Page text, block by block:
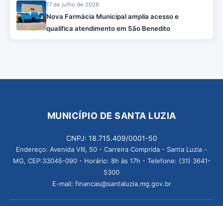
17 de julho de 2026
Nova Farmácia Municipal amplia acesso e
qualifica atendimento em São Benedito
MUNICÍPIO DE SANTA LUZIA
CNPJ: 18.715.409/0001-50
Endereço: Avenida VIII, 50 - Carreira Comprida - Santa Luzia -
MG, CEP:33045-090 - Horário: 8h às 17h - Telefone: (31) 3641-
5300
E-mail: financas@santaluzia.mg.gov.br